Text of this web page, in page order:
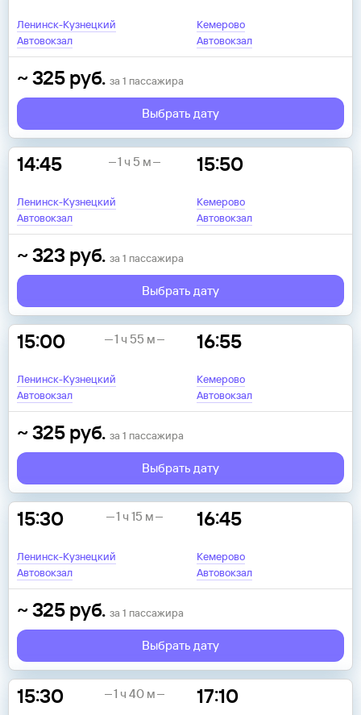
Ленинск-Кузнецкий
Автовокзал
Кемерово
Автовокзал
~325 руб. за 1 пассажира
Выбрать дату
14:45
Ленинск-Кузнецкий
Автовокзал
15:50
Кемерово
Автовокзал
1 ч 5 м
~323 руб. за 1 пассажира
Выбрать дату
15:00
Ленинск-Кузнецкий
Автовокзал
16:55
Кемерово
Автовокзал
1 ч 55 м
~325 руб. за 1 пассажира
Выбрать дату
15:30
Ленинск-Кузнецкий
Автовокзал
16:45
Кемерово
Автовокзал
1 ч 15 м
~325 руб. за 1 пассажира
Выбрать дату
15:30 17:10
1 ч 40 м